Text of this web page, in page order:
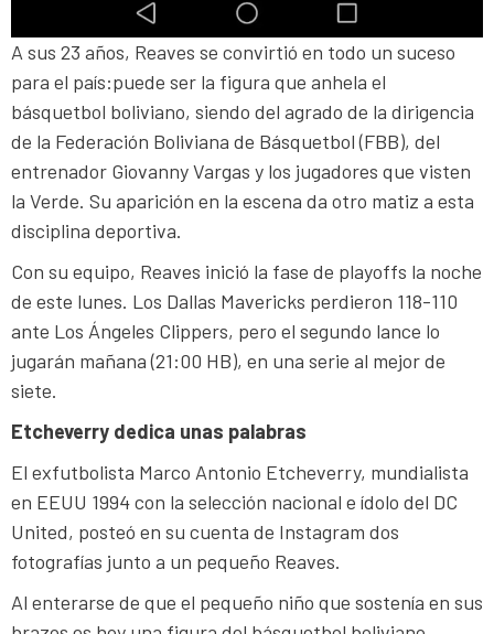
A sus 23 años, Reaves se convirtió en todo un suceso
para el país:puede ser la figura que anhela el
básquetbol boliviano, siendo del agrado de la dirigencia
de la Federación Boliviana de Básquetbol (FBB), del
entrenador Giovanny Vargas y los jugadores que visten
la Verde. Su aparición en la escena da otro matiz a esta
disciplina deportiva.
Con su equipo, Reaves inició la fase de playoffs la noche
de este lunes. Los Dallas Mavericks perdieron 118-110
ante Los Ángeles Clippers, pero el segundo lance lo
jugarán mañana (21:00 HB), en una serie al mejor de
siete.
Etcheverry dedica unas palabras
El exfutbolista Marco Antonio Etcheverry, mundialista
en EEUU 1994 con la selección nacional e ídolo del DC
United, posteó en su cuenta de Instagram dos
fotografías junto a un pequeño Reaves.
Al enterarse de que el pequeño niño que sostenía en sus